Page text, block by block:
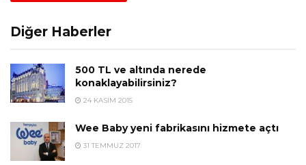
Diğer Haberler
500 TL ve altında nerede
konaklayabilirsiniz?
24 KASIM 2015
Wee Baby yeni fabrikasını hizmete açtı
31 TEMMUZ 2017